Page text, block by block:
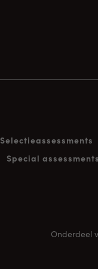
Selectieassessments
Special
Onderdeel